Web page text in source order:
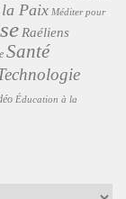
Paix Méditer pour
Raéliens
Santé
Éducation à la